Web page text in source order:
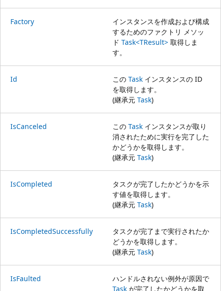
Factory
インスタンスを作成および構成
するためのファクトリ メソッ
ド Task<TResult> 取得しま
す。
Id この Task インスタンスの ID
を取得します。
(継承元 Task)
IsCanceled この Task インスタンスが取り
消されたために実行を完了した
かどうかを取得します。
(継承元 Task)
IsCompleted
タスクが完了したかどうかを示
す値を取得します。
(継承元 Task)
IsCompletedSuccessfully
タスクが完了まで実行されたか
どうかを取得します。
(継承元 Task)
IsFaulted
ハンドルされない例外が原因で
Task が完了したかどうかを取